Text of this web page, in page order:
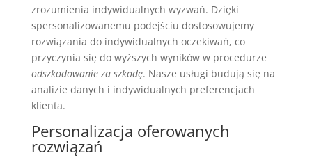
zrozumienia indywidualnych wyzwań. Dzięki
spersonalizowanemu podejściu dostosowujemy
rozwiązania do indywidualnych oczekiwań, co
przyczynia się do wyższych wyników w procedurze
odszkodowanie za szkodę. Nasze usługi budują się na
analizie danych i indywidualnych preferencjach
klienta.
Personalizacja oferowanych
rozwiązań